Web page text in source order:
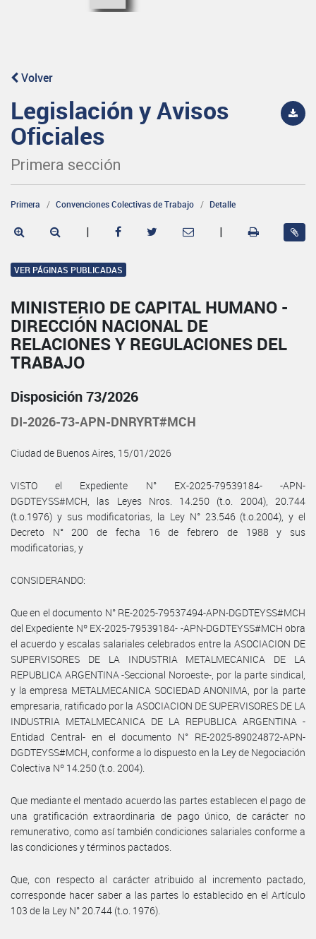
Volver
Legislación y Avisos
Oficiales
Primera sección
Primera Convenciones Colectivas de Trabajo Detalle
| |
VER PÁGINAS PUBLICADAS
MINISTERIO DE CAPITAL HUMANO -
DIRECCIÓN NACIONAL DE
RELACIONES Y REGULACIONES DEL
TRABAJO
Disposición 73/2026
DI-2026-73-APN-DNRYRT#MCH
Ciudad de Buenos Aires, 15/01/2026
VISTO el Expediente N° EX-2025-79539184- -APN-
DGDTEYSS#MCH, las Leyes Nros. 14.250 (t.o. 2004), 20.744
(t.o.1976) y sus modificatorias, la Ley N° 23.546 (t.o.2004), y el
Decreto N° 200 de fecha 16 de febrero de 1988 y sus
modificatorias, y
CONSIDERANDO:
Que en el documento N° RE-2025-79537494-APN-DGDTEYSS#MCH
del Expediente Nº EX-2025-79539184- -APN-DGDTEYSS#MCH obra
el acuerdo y escalas salariales celebrados entre la ASOCIACION DE
SUPERVISORES DE LA INDUSTRIA METALMECANICA DE LA
REPUBLICA ARGENTINA -Seccional Noroeste-, por la parte sindical,
y la empresa METALMECANICA SOCIEDAD ANONIMA, por la parte
empresaria, ratificado por la ASOCIACION DE SUPERVISORES DE LA
INDUSTRIA METALMECANICA DE LA REPUBLICA ARGENTINA -
Entidad Central- en el documento N° RE-2025-89024872-APN-
DGDTEYSS#MCH, conforme a lo dispuesto en la Ley de Negociación
Colectiva Nº 14.250 (t.o. 2004).
Que mediante el mentado acuerdo las partes establecen el pago de
una gratificación extraordinaria de pago único, de carácter no
remunerativo, como así también condiciones salariales conforme a
las condiciones y términos pactados.
Que, con respecto al carácter atribuido al incremento pactado,
corresponde hacer saber a las partes lo establecido en el Artículo
103 de la Ley N° 20.744 (t.o. 1976).